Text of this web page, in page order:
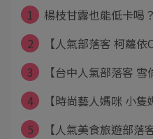
1
楊枝甘露也能低卡喝
2
【人氣部落客 柯蘿
3
【台中人氣部落客
4
【時尚藝人媽咪 小
5
【人氣美食旅遊部